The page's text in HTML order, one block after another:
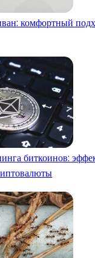
комфортный
биткоинов: